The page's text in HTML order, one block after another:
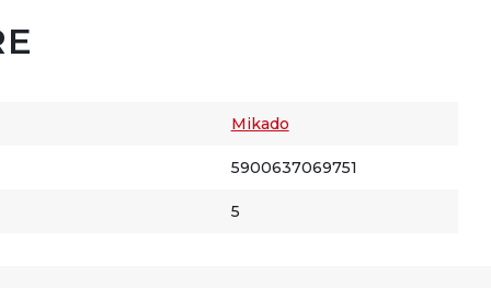
Mikado
5900637069751
5